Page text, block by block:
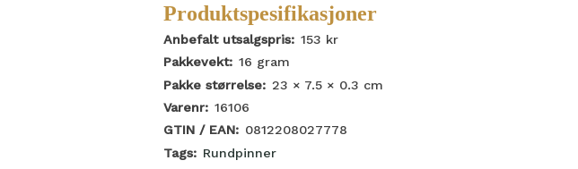
Produktspesifikasjoner
Anbefalt utsalgspris: 153 kr
Pakkevekt: 16 gram
Pakke størrelse: 23 × 7.5 × 0.3 cm
Varenr: 16106
GTIN / EAN: 0812208027778
Tags: Rundpinner